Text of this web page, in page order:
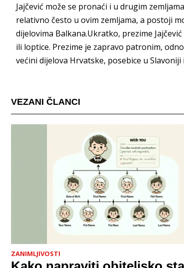
Jajčević može se pronaći i u drugim
relativno često u ovim zemljama, a postoji
dijelovima Balkana.Ukratko, prezime
ili loptice. Prezime je zapravo patronim,
većini dijelova Hrvatske, posebice u Slavoniji
VEZANI ČLANCI
ZANIMLJIVOSTI